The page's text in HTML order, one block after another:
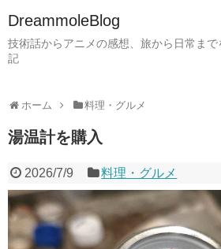
DreammoleBlog
技術話からアニメの感想、旅から日常ま
記
ホーム 料理・グルメ
湯温計を購入
2026/7/9 料理・グルメ